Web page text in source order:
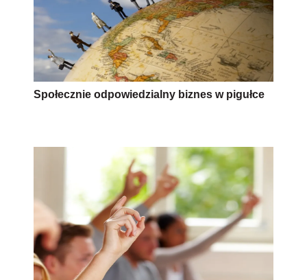
Społecznie odpowiedzialny biznes w pigułce